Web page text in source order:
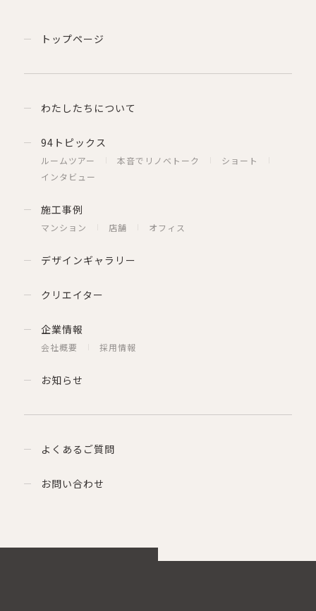
トップページ
わたしたちについて
94トピックス
ルームツアー 本音でリノベトーク
ショート
インタビュー
施工事例
マンション 店舗 オフィス
デザインギャラリー
クリエイター
企業情報
会社概要 採用情報
お知らせ
よくあるご質問
お問い合わせ